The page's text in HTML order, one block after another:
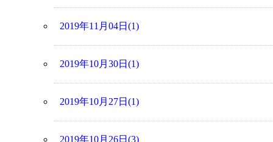
2019年11月04日(1)
2019年10月30日(1)
2019年10月27日(1)
2019年10月26日(3)